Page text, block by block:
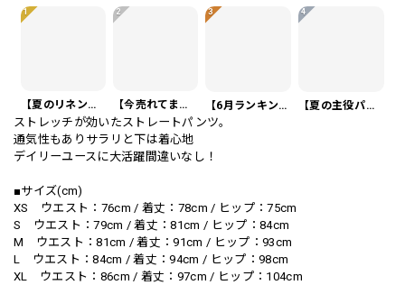
1
【夏のリネンスーツ】リネンシングルブレストカジュアルスーツ SU0188
2
【今売れてます】編み込みベルト付き フラット サンダル 3color SH0128
3
【6月ランキング1位】プレートアクセントポロシャツ KA0826
4
【夏の主役パンツ】ワッフル カジュアル スリムスラックスパンツ PA0226
ストレッチが効いたストレートパンツ。
通気性もありサラリと下は着心地
デイリーユースに大活躍間違いなし！
■サイズ(cm)
XS ウエスト：76cm / 着丈：78cm / ヒップ：75cm
S ウエスト：79cm / 着丈：81cm / ヒップ：84cm
M ウエスト：81cm / 着丈：91cm / ヒップ：93cm
L ウエスト：84cm / 着丈：94cm / ヒップ：98cm
XL ウエスト：86cm / 着丈：97cm / ヒップ：104cm